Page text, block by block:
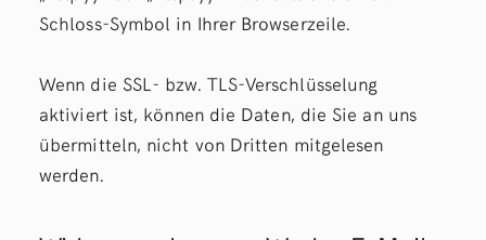
Schloss-Symbol in Ihrer Browserzeile.
Wenn die SSL- bzw. TLS-Verschlüsselung
aktiviert ist, können die Daten, die Sie an uns
übermitteln, nicht von Dritten mitgelesen
werden.